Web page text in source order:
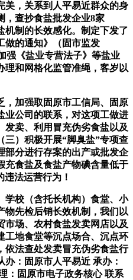
，关系到人平易近群众的身
，查抄食盐批发企业8家
机制的长效感化。制定下发了
做的通知》（固市监发
强《盐业专营法子》等盐业
理和网格化监管准绳，客岁以
加强取固原市工信局、固原
业公司的联系，对这项工做进
发卖、利用冒充伪劣食盐以及
三）积极开展“脚臭盐”专项查
部分进行存案的出产或批发企
充食盐及食盐产物碘含量低于
违法运营行为！
校（含托长机构）食堂、小
物先检后销长效机制，我们以
市场、农村食盐发卖网店以及
工地食堂等沉点场合、沉点环
依法查处发卖冒充伪劣食盐行
：固原市人平易近 承办：
：固原市电子政务核心 联系